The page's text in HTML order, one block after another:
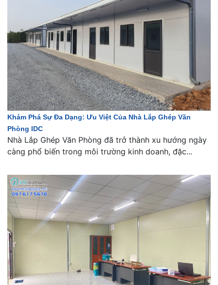
Khám Phá Sự Đa Dạng: Ưu Việt Của Nhà Lắp Ghép Văn
Phòng IDC
Nhà Lắp Ghép Văn Phòng đã trở thành xu hướng ngày
càng phổ biến trong môi trường kinh doanh, đặc...